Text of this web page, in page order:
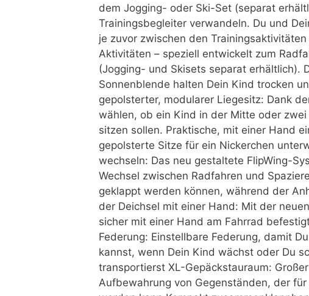
dem Jogging- oder Ski-Set (separat
Trainingsbegleiter verwandeln. Du und
je zuvor zwischen den
Aktivitäten – speziell entwickelt zum
(Jogging- und Skisets separat erhältlich).
Sonnenblende halten Dein Kind trocken
gepolsterter, modularer Liegesitz: Dank
wählen, ob ein Kind in der Mitte oder
sitzen sollen. Praktische, mit einer Hand
gepolsterte Sitze für ein Nickerchen
wechseln: Das neu gestaltete FlipWing-
Wechsel zwischen Radfahren und
geklappt werden können, während der
der Deichsel mit einer Hand: Mit der
sicher mit einer Hand am Fahrrad
Federung: Einstellbare Federung, damit
kannst, wenn Dein Kind wächst oder Du
transportierst XL-Gepäckstauraum:
Aufbewahrung von Gegenständen, der